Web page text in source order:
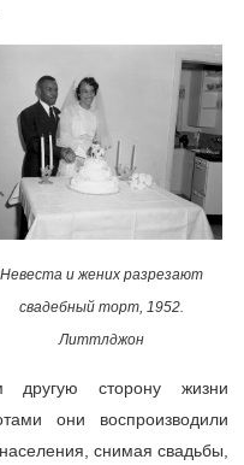
Невеста и жених разрезают
свадебный торт, 1952.
Литтлджон
другую сторону жизни
они воспроизводили
снимая свадьбы,